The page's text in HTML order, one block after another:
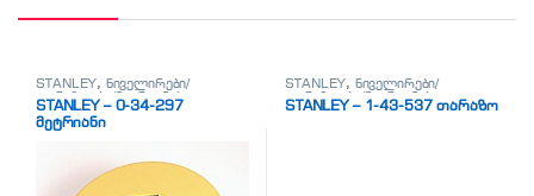
STANLEY, ნიველირები/
თარაზოები/მეტრიანები
STANLEY – 0-34-297
მეტრიანი
STANLEY, ნიველირები/
თარაზოები/მეტრიანები
STANLEY – 1-43-537 თარაზო